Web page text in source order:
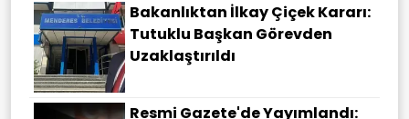
Bakanlıktan İlkay Çiçek Kararı:
Tutuklu Başkan Görevden
Uzaklaştırıldı
Resmi Gazete'de Yayımlandı: